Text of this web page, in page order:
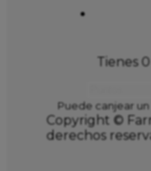
Tienes
Puede canjear
Copyright ©
derechos